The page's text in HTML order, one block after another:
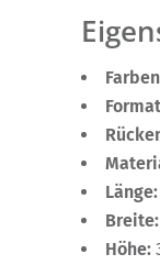
Länge:
Breite:
Höhe: